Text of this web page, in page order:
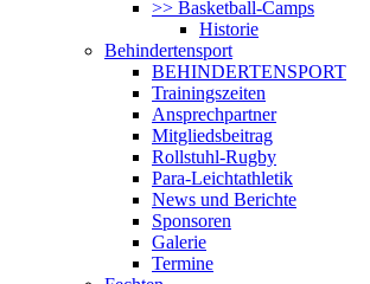
>> Basketball-Camps
Historie
Behindertensport
BEHINDERTENSPORT
Trainingszeiten
Ansprechpartner
Mitgliedsbeitrag
Rollstuhl-Rugby
Para-Leichtathletik
News und Berichte
Sponsoren
Galerie
Termine